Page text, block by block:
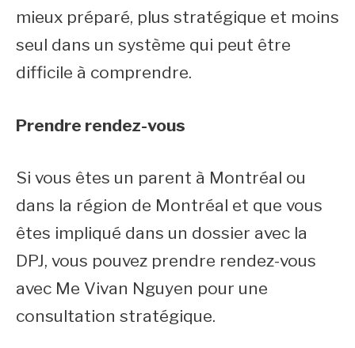
mieux préparé, plus stratégique et moins
seul dans un système qui peut être
difficile à comprendre.
Prendre rendez-vous
Si vous êtes un parent à Montréal ou
dans la région de Montréal et que vous
êtes impliqué dans un dossier avec la
DPJ, vous pouvez prendre rendez-vous
avec Me Vivan Nguyen pour une
consultation stratégique.